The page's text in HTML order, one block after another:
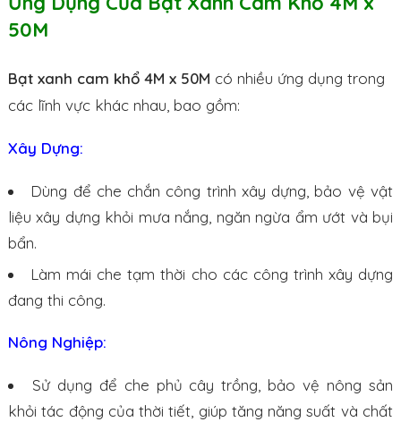
50M
Bạt xanh cam khổ 4M x 50M có nhiều ứng dụng trong
các lĩnh vực khác nhau, bao gồm:
Xây Dựng:
Dùng để che chắn công trình xây dựng, bảo vệ vật
liệu xây dựng khỏi mưa nắng, ngăn ngừa ẩm ướt và bụi
bẩn.
Làm mái che tạm thời cho các công trình xây dựng
đang thi công.
Nông Nghiệp:
Sử dụng để che phủ cây trồng, bảo vệ nông sản
khỏi tác động của thời tiết, giúp tăng năng suất và chất